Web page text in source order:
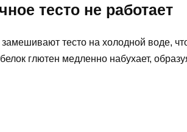
тесто не работает
тесто на холодной воде,
глютен медленно набухает,